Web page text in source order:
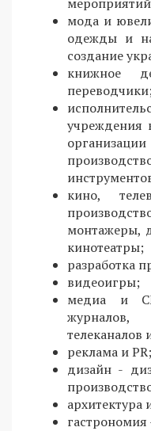
мода и
одежды и
создание
книжное
учреждения
кино,
монтажеры,
кинотеатры;
разработка
видеоигры;
медиа и
журналов,
телеканалов
реклама и PR;
дизайн -
архитектура